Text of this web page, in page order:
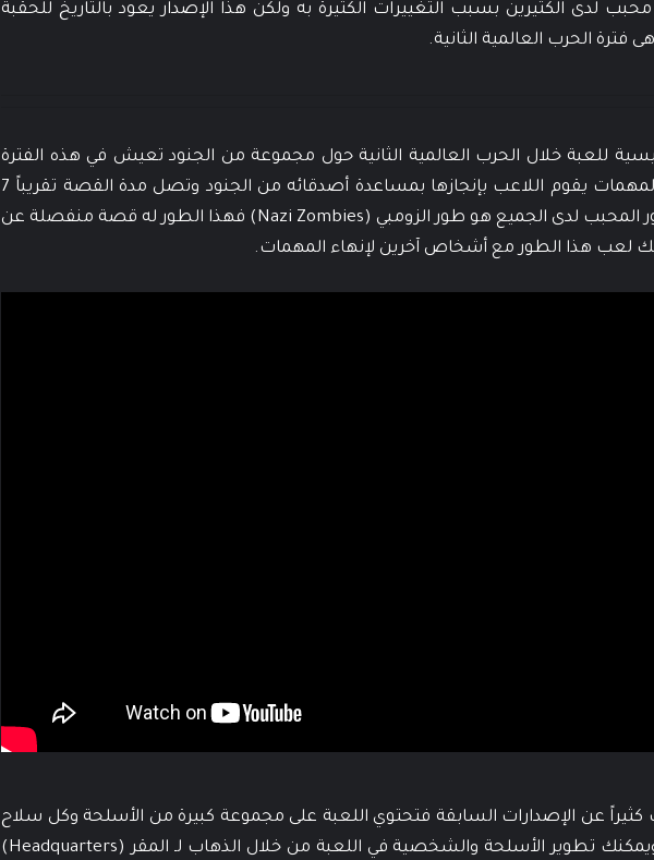
لدى الكثيرين بسبب التغييرات الكثيرة به ولكن هذا الإصدار يعود بالتاريخ للحقبة
فترة الحرب العالمية الثانية.
للعبة خلال الحرب العالمية الثانية حول مجموعة من الجنود تعيش في هذه الفترة
ولديهم مجموعة من المهمات يقوم اللاعب بإنجازها بمساعدة أصدقائه من الجنود وتصل مدة القصة تقريباً 7
ساعات بالإضافة للطور المحبب لدى الجميع هو طور الزومبي (Nazi Zombies) فهذا الطور له قصة منفصلة عن
لعب هذا الطور مع أشخاص آخرين لإنهاء المهمات.
كثيراً عن الإصدارات السابقة فتحتوي اللعبة على مجموعة كبيرة من الأسلحة وكل سلاح
له مميزاته وإمكانياته ويمكنك تطوير الأسلحة والشخصية في اللعبة من خلال الذهاب لـ المقر (Headquarters)